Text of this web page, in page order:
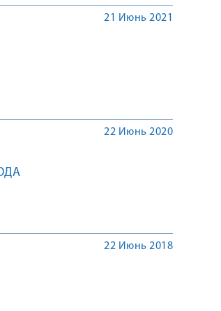
21 Июнь 2021
22 Июнь 2020
22 Июнь 2018